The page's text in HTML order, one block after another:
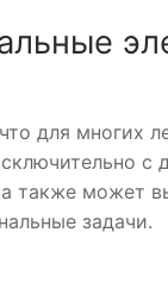
для многих
с
также может
задачи.